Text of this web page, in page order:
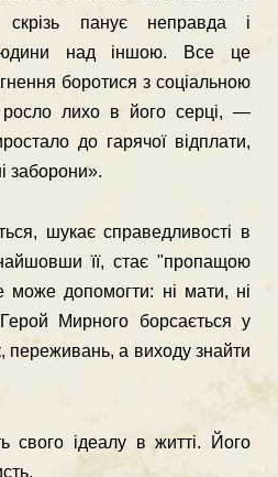
скрізь панує неправда і
над іншою. Все це
боротися з соціальною
росло лихо в його серці, —
до гарячої відплати,
заборони».
шукає справедливості в
її, стає "пропащою
допомогти: ні мати, ні
Мирного борсається у
переживань, а виходу знайти
свого ідеалу в житті. Його